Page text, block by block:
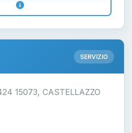
SERVIZIO
15073, CASTELLAZZO